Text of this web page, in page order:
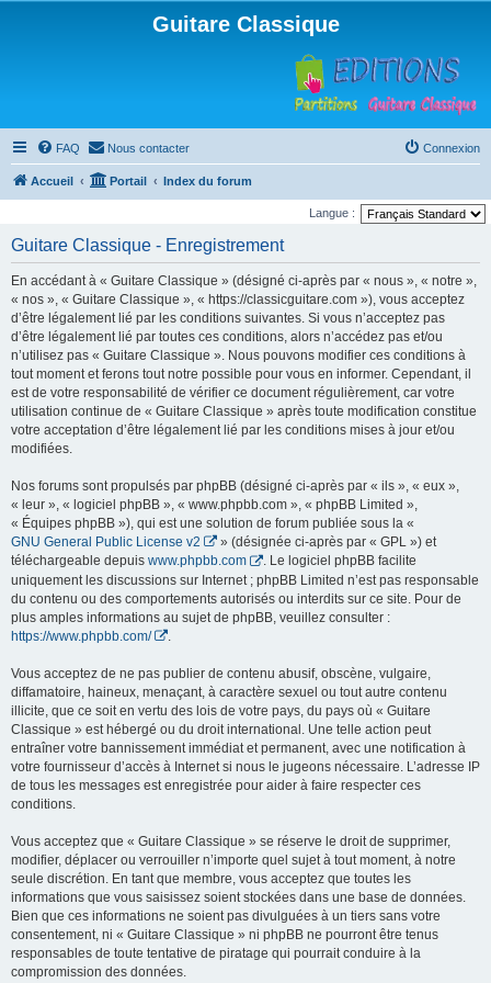
Guitare Classique
FAQ Nous contacter Connexion
Accueil Portail Index du forum
Langue :
Guitare Classique - Enregistrement
En accédant à « Guitare Classique » (désigné ci-après par « nous », « notre »,
« nos », « Guitare Classique », « https://classicguitare.com »), vous acceptez
d’être légalement lié par les conditions suivantes. Si vous n’acceptez pas
d’être légalement lié par toutes ces conditions, alors n’accédez pas et/ou
n’utilisez pas « Guitare Classique ». Nous pouvons modifier ces conditions à
tout moment et ferons tout notre possible pour vous en informer. Cependant, il
est de votre responsabilité de vérifier ce document régulièrement, car votre
utilisation continue de « Guitare Classique » après toute modification constitue
votre acceptation d’être légalement lié par les conditions mises à jour et/ou
modifiées.
Nos forums sont propulsés par phpBB (désigné ci-après par « ils », « eux »,
« leur », « logiciel phpBB », « www.phpbb.com », « phpBB Limited »,
« Équipes phpBB »), qui est une solution de forum publiée sous la «
GNU General Public License v2
» (désignée ci-après par « GPL ») et
téléchargeable depuis www.phpbb.com
. Le logiciel phpBB facilite
uniquement les discussions sur Internet ; phpBB Limited n’est pas responsable
du contenu ou des comportements autorisés ou interdits sur ce site. Pour de
plus amples informations au sujet de phpBB, veuillez consulter :
https://www.phpbb.com/
Vous acceptez de ne pas publier de contenu abusif, obscène, vulgaire,
diffamatoire, haineux, menaçant, à caractère sexuel ou tout autre contenu
illicite, que ce soit en vertu des lois de votre pays, du pays où « Guitare
Classique » est hébergé ou du droit international. Une telle action peut
entraîner votre bannissement immédiat et permanent, avec une notification à
votre fournisseur d’accès à Internet si nous le jugeons nécessaire. L’adresse IP
de tous les messages est enregistrée pour aider à faire respecter ces
conditions.
Vous acceptez que « Guitare Classique » se réserve le droit de supprimer,
modifier, déplacer ou verrouiller n’importe quel sujet à tout moment, à notre
seule discrétion. En tant que membre, vous acceptez que toutes les
informations que vous saisissez soient stockées dans une base de données.
Bien que ces informations ne soient pas divulguées à un tiers sans votre
consentement, ni « Guitare Classique » ni phpBB ne pourront être tenus
responsables de toute tentative de piratage qui pourrait conduire à la
compromission des données.